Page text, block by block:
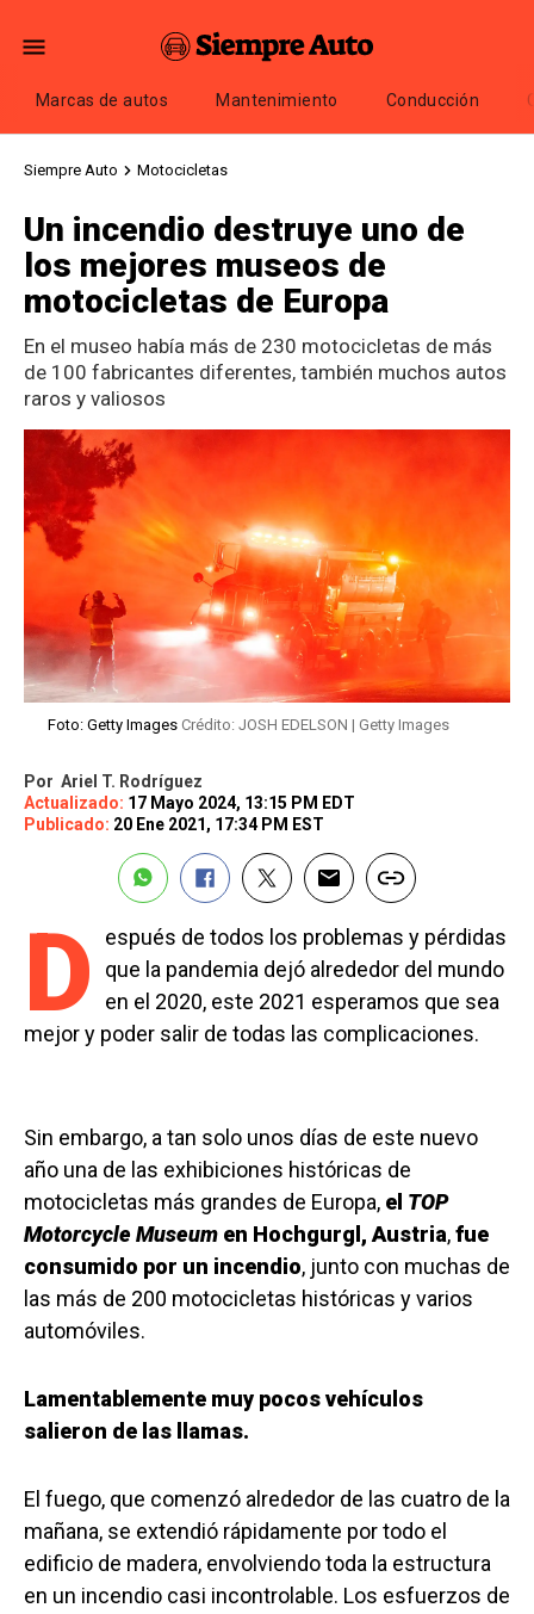
Marcas de autos Mantenimiento Conducción
Siempre Auto Motocicletas
Un incendio destruye uno de
los mejores museos de
motocicletas de Europa
En el museo había más de 230 motocicletas de más
de 100 fabricantes diferentes, también muchos autos
raros y valiosos
Foto: Getty Images Crédito: JOSH EDELSON | Getty Images
Por Ariel T. Rodríguez
Actualizado: 17 Mayo 2024, 13:15 PM EDT
Publicado: 20 Ene 2021, 17:34 PM EST
D
espués de todos los problemas y pérdidas
que la pandemia dejó alrededor del mundo
en el 2020, este 2021 esperamos que sea
mejor y poder salir de todas las complicaciones.
Sin embargo, a tan solo unos días de este nuevo
año una de las exhibiciones históricas de
motocicletas más grandes de Europa, el TOP
Motorcycle Museum en Hochgurgl, Austria,fue
consumido por un incendio, junto con muchas de
las más de 200 motocicletas históricas y varios
automóviles.
Lamentablemente muy pocos vehículos
salieron de las llamas.
El fuego, que comenzó alrededor de las cuatro de la
mañana, se extendió rápidamente por todo el
edificio de madera, envolviendo toda la estructura
en un incendio casi incontrolable. Los esfuerzos de